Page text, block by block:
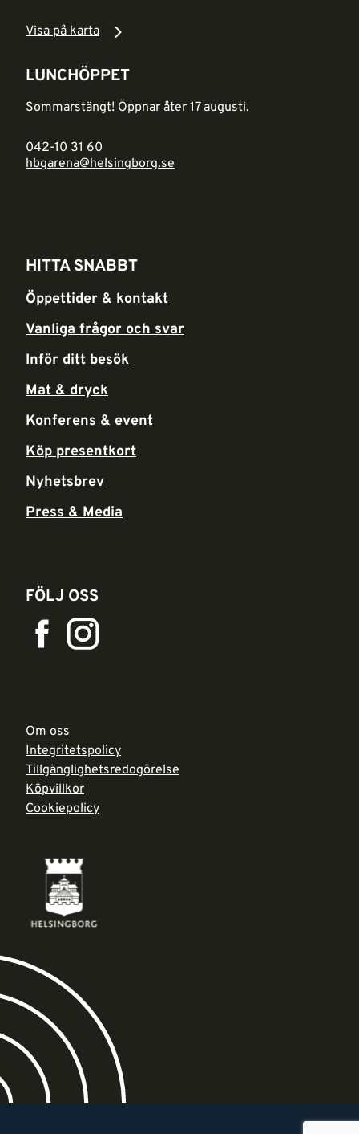
Visa på karta
LUNCHÖPPET
Sommarstängt! Öppnar åter 17 augusti.
042-10 31 60
hbgarena@helsingborg.se
HITTA SNABBT
Öppettider & kontakt
Vanliga frågor och svar
Inför ditt besök
Mat & dryck
Konferens & event
Köp presentkort
Nyhetsbrev
Press & Media
FÖLJ OSS
Om oss
Integritetspolicy
Tillgänglighetsredogörelse
Köpvillkor
Cookiepolicy